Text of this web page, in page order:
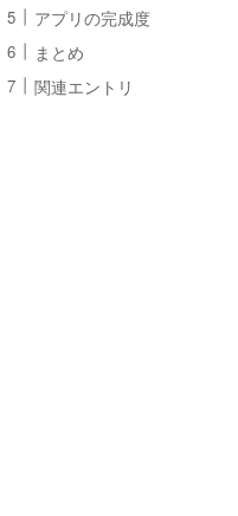
アプリの完成度
まとめ
関連エントリ